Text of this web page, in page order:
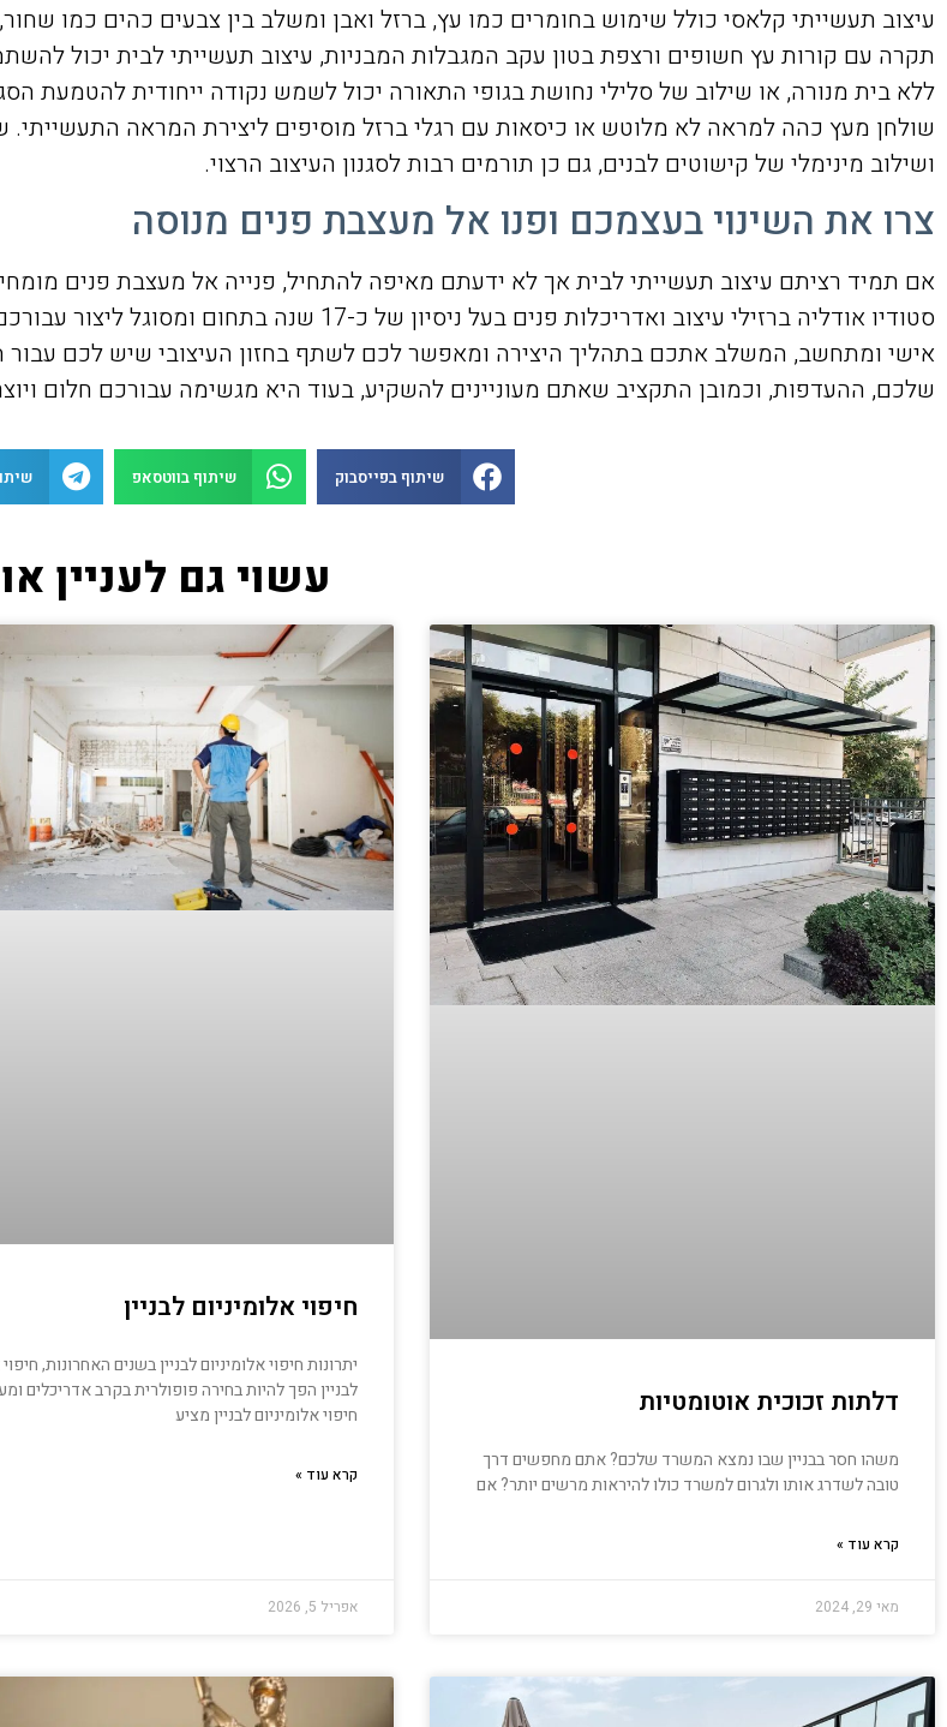
עיצוב תעשייתי קלאסי כולל שימוש בחומרים כמו עץ, ברזל ואבן ומשלב בין צבעים כהים כמו
תקרה עם קורות עץ חשופים ורצפת בטון עקב המגבלות המבניות, עיצוב תעשייתי לבית יכול
ללא בית מנורה, או שילוב של סלילי נחושת בגופי התאורה יכול לשמש נקודה ייחודית להטמעת
שולחן מעץ כהה למראה לא מלוטש או כיסאות עם רגלי ברזל מוסיפים ליצירת המראה
ושילוב מינימלי של קישוטים לבנים, גם כן תורמים רבות לסגנון העיצוב הרצוי.
צרו את השינוי בעצמכם ופנו אל מעצבת פנים מנוסה
אם תמיד רציתם עיצוב תעשייתי לבית אך לא ידעתם מאיפה להתחיל, פנייה אל מעצבת פנים
סטודיו אודליה ברזילי עיצוב ואדריכלות פנים בעל
אישי ומתחשב, המשלב אתכם בתהליך היצירה ומאפשר לכם לשתף בחזון העיצובי שיש לכם
שלכם, ההעדפות, וכמובן התקציב שאתם מעוניינים להשקיע, בעוד היא מגשימה עבורכם חלום
שיתוף בפייסבוק שיתוף בווטסאפ
עשוי גם לעניין
דלתות זכוכית אוטומטיות
משהו חסר בבניין שבו נמצא המשרד שלכם? אתם מחפשים דרך
טובה לשדרג אותו ולגרום למשרד כולו להיראות מרשים יותר? אם
קרא עוד »
מאי 29, 2024
חיפוי אלומיניום לבניין
יתרונות חיפוי אלומיניום לבניין בשנים האחרונות,
לבניין הפך להיות בחירה פופולרית בקרב אדריכלים
חיפוי אלומיניום לבניין מציע
קרא עוד »
אפריל 5, 2026